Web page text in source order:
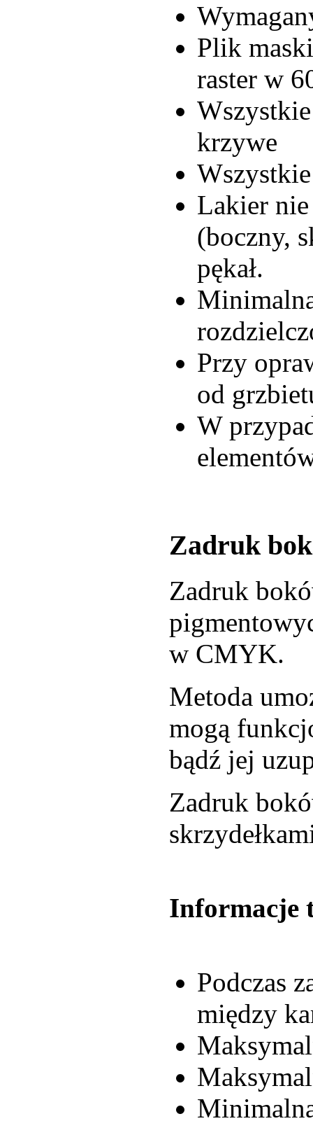
Plik
raster w
krzywe
Lakier
(boczny,
pękał.
Przy
od
W
Zadruk
Zadruk
w CMYK.
Metoda
mogą
bądź jej
Zadruk
Informacje
Podczas
między